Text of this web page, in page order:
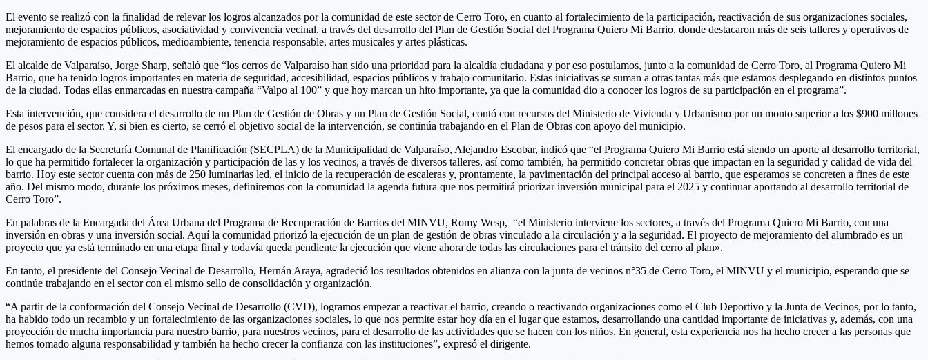
El evento se realizó con la finalidad de relevar los logros alcanzados por la comunidad de este sector de Cerro Toro, en cuanto al fortalecimiento de la participación, reactivación de sus organizaciones sociales,
mejoramiento de espacios públicos, asociatividad y convivencia vecinal, a través del desarrollo del Plan de Gestión Social del Programa Quiero Mi Barrio, donde destacaron más de seis talleres y operativos de
mejoramiento de espacios públicos, medioambiente, tenencia responsable, artes musicales y artes plásticas.
El alcalde de Valparaíso, Jorge Sharp, señaló que “los cerros de Valparaíso han sido una prioridad para la alcaldía ciudadana y por eso postulamos, junto a la comunidad de Cerro Toro, al Programa Quiero Mi
Barrio, que ha tenido logros importantes en materia de seguridad, accesibilidad, espacios públicos y trabajo comunitario. Estas iniciativas se suman a otras tantas más que estamos desplegando en distintos puntos
de la ciudad. Todas ellas enmarcadas en nuestra campaña “Valpo al 100” y que hoy marcan un hito importante, ya que la comunidad dio a conocer los logros de su participación en el programa”.
Esta intervención, que considera el desarrollo de un Plan de Gestión de Obras y un Plan de Gestión Social, contó con recursos del Ministerio de Vivienda y Urbanismo por un monto superior a los $900 millones
de pesos para el sector. Y, si bien es cierto, se cerró el objetivo social de la intervención, se continúa trabajando en el Plan de Obras con apoyo del municipio.
El encargado de la Secretaría Comunal de Planificación (SECPLA) de la Municipalidad de Valparaíso, Alejandro Escobar, indicó que “el Programa Quiero Mi Barrio está siendo un aporte al desarrollo territorial,
lo que ha permitido fortalecer la organización y participación de las y los vecinos, a través de diversos talleres, así como también, ha permitido concretar obras que impactan en la seguridad y calidad de vida del
barrio. Hoy este sector cuenta con más de 250 luminarias led, el inicio de la recuperación de escaleras y, prontamente, la pavimentación del principal acceso al barrio, que esperamos se concreten a fines de este
año. Del mismo modo, durante los próximos meses, definiremos con la comunidad la agenda futura que nos permitirá priorizar inversión municipal para el 2025 y continuar aportando al desarrollo territorial de
Cerro Toro”.
En palabras de la Encargada del Área Urbana del Programa de Recuperación de Barrios del MINVU, Romy Wesp, “el Ministerio interviene los sectores, a través del Programa Quiero Mi Barrio, con una
inversión en obras y una inversión social. Aquí la comunidad priorizó la ejecución de un plan de gestión de obras vinculado a la circulación y a la seguridad. El proyecto de mejoramiento del alumbrado es un
proyecto que ya está terminado en una etapa final y todavía queda pendiente la ejecución que viene ahora de todas las circulaciones para el tránsito del cerro al plan».
En tanto, el presidente del Consejo Vecinal de Desarrollo, Hernán Araya, agradeció los resultados obtenidos en alianza con la junta de vecinos n°35 de Cerro Toro, el MINVU y el municipio, esperando que se
continúe trabajando en el sector con el mismo sello de consolidación y organización.
“A partir de la conformación del Consejo Vecinal de Desarrollo (CVD), logramos empezar a reactivar el barrio, creando o reactivando organizaciones como el Club Deportivo y la Junta de Vecinos, por lo tanto,
ha habido todo un recambio y un fortalecimiento de las organizaciones sociales, lo que nos permite estar hoy día en el lugar que estamos, desarrollando una cantidad importante de iniciativas y, además, con una
proyección de mucha importancia para nuestro barrio, para nuestros vecinos, para el desarrollo de las actividades que se hacen con los niños. En general, esta experiencia nos ha hecho crecer a las personas que
hemos tomado alguna responsabilidad y también ha hecho crecer la confianza con las instituciones”, expresó el dirigente.